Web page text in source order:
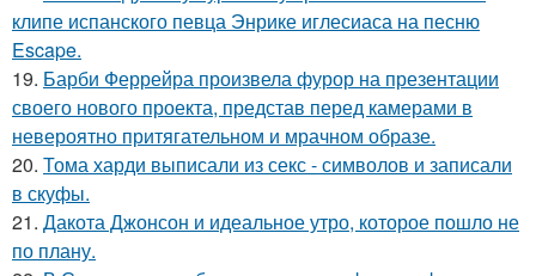
клипе испанского певца Энрике иглесиаса на песню
Escape.
19. Барби Феррейра произвела фурор на презентации
своего нового проекта, представ перед камерами в
невероятно притягательном и мрачном образе.
20. Тома харди выписали из секс - символов и записали
в скуфы.
21. Дакота Джонсон и идеальное утро, которое пошло не
по плану.